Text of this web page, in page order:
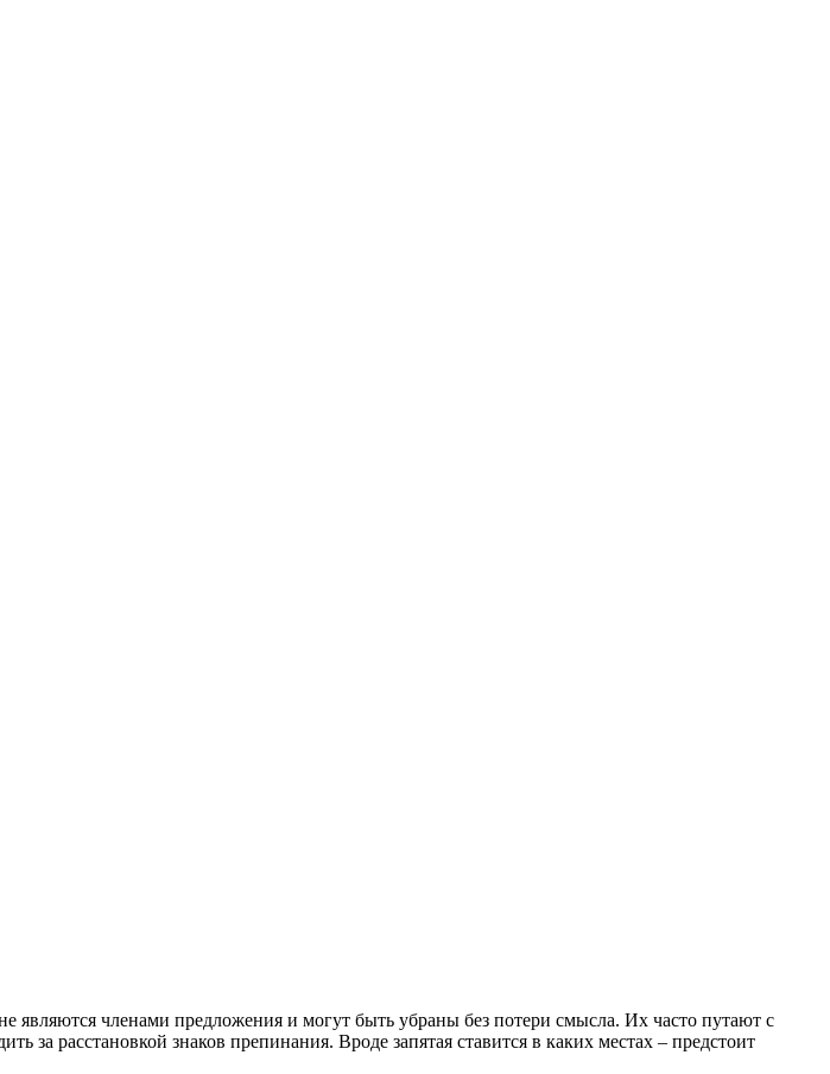
являются членами предложения и могут быть убраны без потери смысла. Их часто путают с
расстановкой знаков препинания. Вроде запятая ставится в каких местах – предстоит